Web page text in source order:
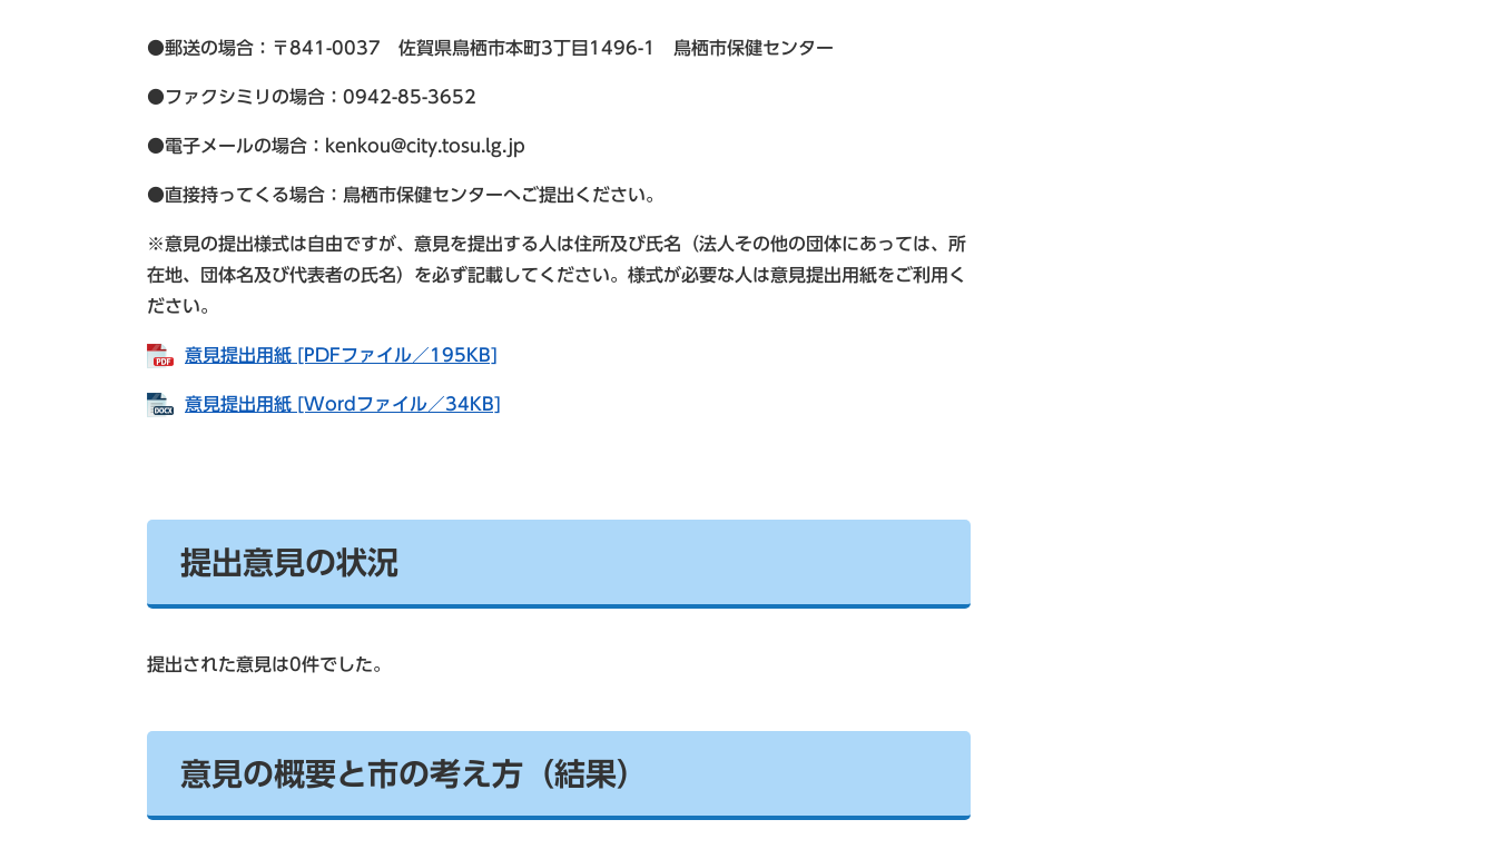
●郵送の場合：〒841-0037 佐賀県鳥栖市本町3丁目1496-1 鳥栖市保健センター
●ファクシミリの場合：0942-85-3652
●電子メールの場合：kenkou@city.tosu.lg.jp
●直接持ってくる場合：鳥栖市保健センターへご提出ください。
※意見の提出様式は自由ですが、意見を提出する人は住所及び氏名（法人その他の団体にあっては、所
在地、団体名及び代表者の氏名）を必ず記載してください。様式が必要な人は意見提出用紙をご利用く
ださい。
意見提出用紙 [PDFファイル／195KB]
意見提出用紙 [Wordファイル／34KB]
提出意見の状況
提出された意見は0件でした。
意見の概要と市の考え方（結果）